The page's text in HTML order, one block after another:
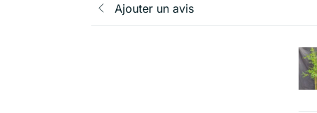
Ajouter un avis